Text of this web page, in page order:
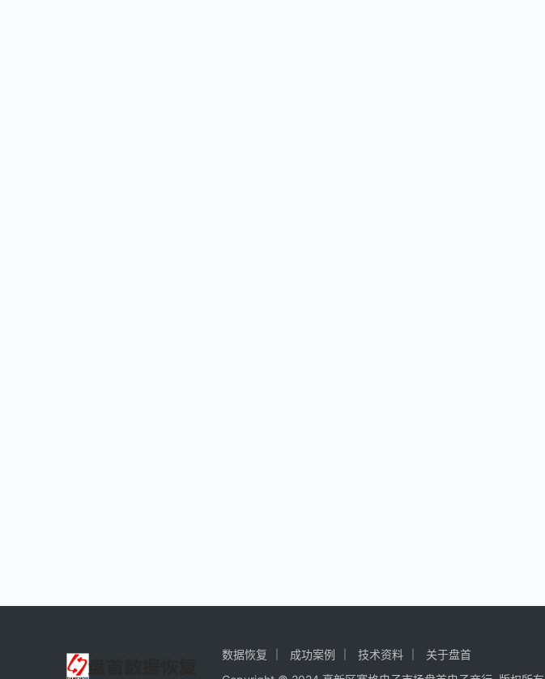
数据恢复 成功案例 技术资料
关于盘首